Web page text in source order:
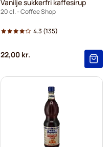
Vanilje sukkerfri kaffesirup
20 cl. - Coffee Shop
4.3 (135)
22,00 kr.